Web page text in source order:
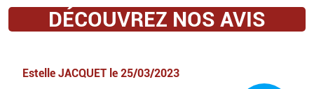
DÉCOUVREZ NOS AVIS
Estelle JACQUET le 25/03/2023